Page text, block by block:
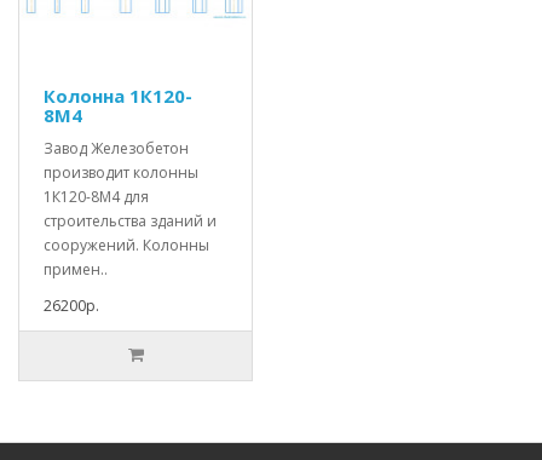
Колонна 1К120-
8М4
Завод Железобетон
производит колонны
1К120-8М4 для
строительства зданий и
сооружений. Колонны
примен..
26200р.